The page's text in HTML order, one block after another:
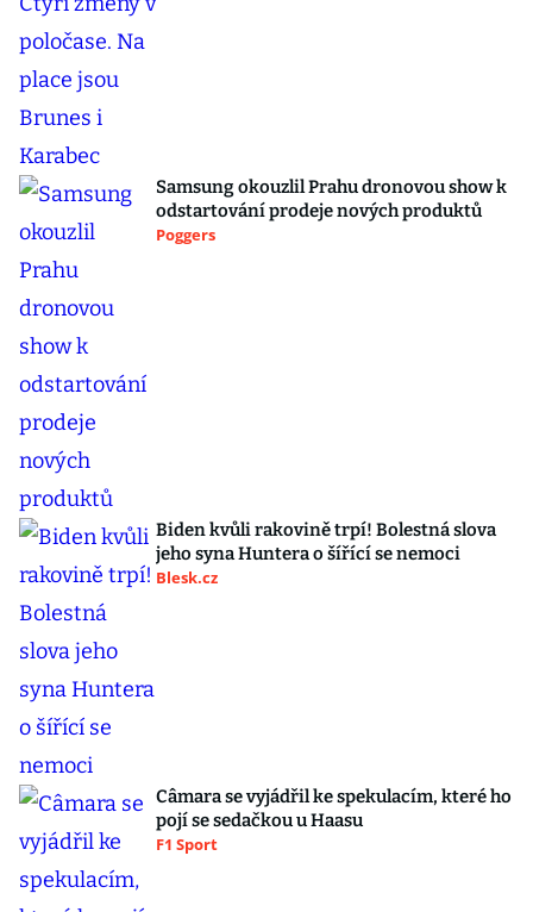
Samsung okouzlil Prahu dronovou show k
odstartování prodeje nových produktů
Poggers
Biden kvůli rakovině trpí! Bolestná slova
jeho syna Huntera o šířící se nemoci
Blesk.cz
Câmara se vyjádřil ke spekulacím, které ho
pojí se sedačkou u Haasu
F1 Sport